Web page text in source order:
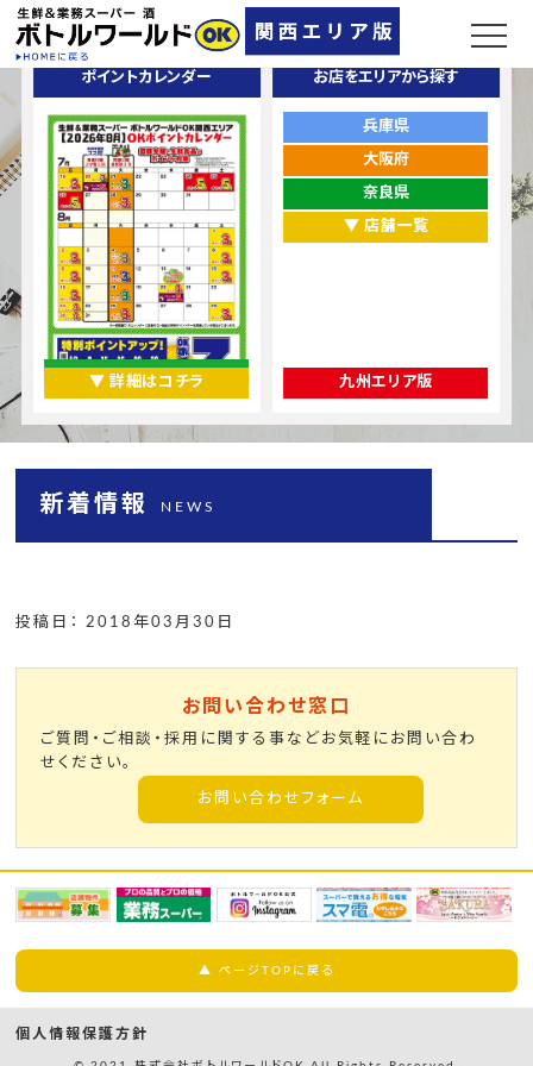
ポイントカレンダー
▼ 詳細はコチラ
お店をエリアから探す
兵庫県
大阪府
奈良県
▼ 店舗一覧
九州エリア版
新着情報 NEWS
投稿日： 2018年03月30日
お問い合わせ窓口
ご質問・ご相談・採用に関する事などお気軽にお問い合わ
せください。
お問い合わせフォーム
▲ ページTOPに戻る
個人情報保護方針